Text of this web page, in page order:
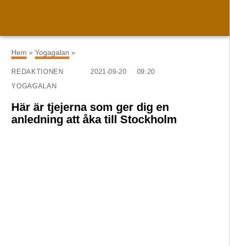
Hem »Yogagalan »
REDAKTIONEN 2021-09-20
09:20
YOGAGALAN
Här är tjejerna som ger dig en
anledning att åka till Stockholm